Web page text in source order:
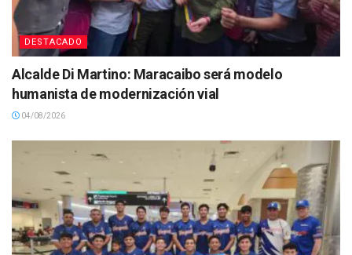
DESTACADO
Alcalde Di Martino: Maracaibo será modelo
humanista de modernización vial
04/08/2026